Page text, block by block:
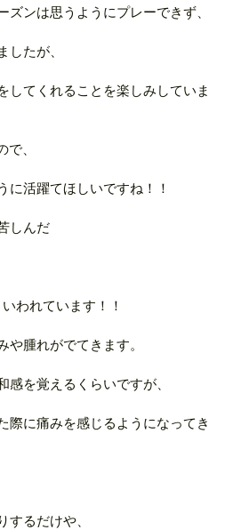
ズンは思うようにプレーできず、
したが、
してくれることを楽しみしていま
、
に活躍てほしいですね！！
しんだ
いわれています！！
や腫れがでてきます。
を覚えるくらいですが、
際に痛みを感じるようになってき
するだけや、